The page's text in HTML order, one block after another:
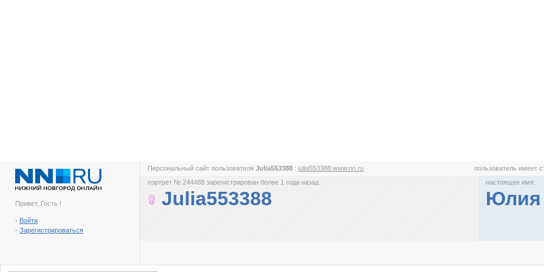
Привет, Гость !
- Войти
- Зарегистрироваться
Персональный сайт пользователя Julia553388 : julia553388.www.nn.ru пользователь имеет
портрет № 244488 зарегистрирован более 1 года назад
Julia553388
настоящее имя:
Юлия